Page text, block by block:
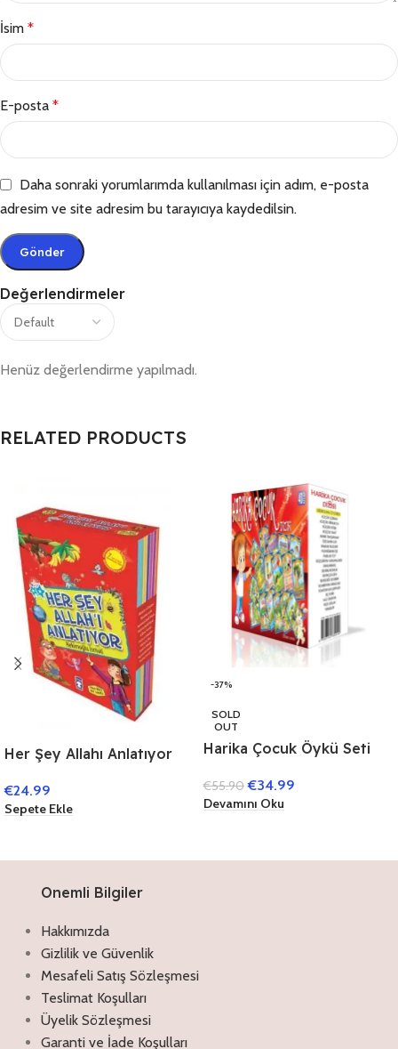
Değerlendirmeler
Henüz değerlendirme yapılmadı.
İsim *
E-posta *
Daha sonraki yorumlarımda kullanılması için adım, e-posta
adresim ve site adresim bu tarayıcıya kaydedilsin.
RELATED PRODUCTS
Her Şey Allahı Anlatıyor
€24.99
Sepete Ekle
-37%
SOLD
OUT
Harika Çocuk Öykü Seti
€55.90 €34.99
Devamını Oku
Onemli Bilgiler
Hakkımızda
Gizlilik ve Güvenlik
Mesafeli Satış Sözleşmesi
Teslimat Koşulları
Üyelik Sözleşmesi
Garanti ve İade Koşulları